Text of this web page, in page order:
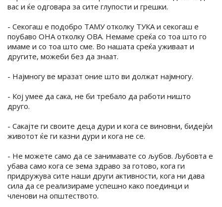
вас и ќе одговара за сите глупости и грешки.
- Секогаш е подобро ТАМУ отколку ТУКА и секогаш е
поубаво ОНА отколку ОВА. Немаме среќа со тоа што го
имаме и со тоа што сме. Во нашата среќа уживаат и
другите, можеби без да знаат.
- Најмногу ве мразат оние што ви должат најмногу.
- Кој умее да сака, не би требало да работи ништо
друго.
- Сакајте ги своите деца дури и кога се виновни, бидејќи
животот ќе ги казни дури и кога не се.
- Не можете само да се занимавате со љубов. Љубовта е
убава само кога се зема здраво за готово, кога ги
придружува сите наши други активности, кога ни дава
сила да се реализираме успешно како поединци и
членови на општеството.